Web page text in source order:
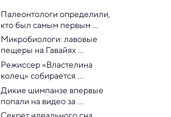
Палеонтологи определили,
кто был самым первым
хищником в истории
Микробиологи: лавовые
пещеры на Гавайях
содержат тысячи
неизвестных видов
бактерий
Режиссер «Властелина
колец» собирается
возродить 3-метровую
древнюю птицу моа
Дикие шимпанзе впервые
попали на видео за
поеданием забродивших